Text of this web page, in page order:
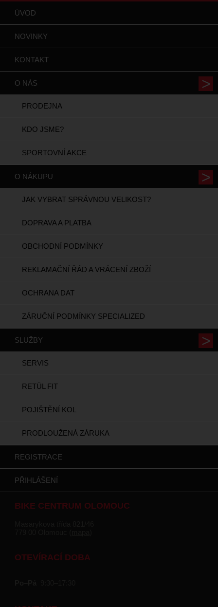
ÚVOD
NOVINKY
KONTAKT
O NÁS
PRODEJNA
KDO JSME?
SPORTOVNÍ AKCE
O NÁKUPU
JAK VYBRAT SPRÁVNOU VELIKOST?
DOPRAVA A PLATBA
OBCHODNÍ PODMÍNKY
REKLAMAČNÍ ŘÁD A VRÁCENÍ ZBOŽÍ
OCHRANA DAT
ZÁRUČNÍ PODMÍNKY SPECIALIZED
SLUŽBY
SERVIS
RETÜL FIT
POJIŠTĚNÍ KOL
PRODLOUŽENÁ ZÁRUKA
REGISTRACE
PŘIHLÁŠENÍ
BIKE CENTRUM OLOMOUC
OTEVÍRACÍ DOBA